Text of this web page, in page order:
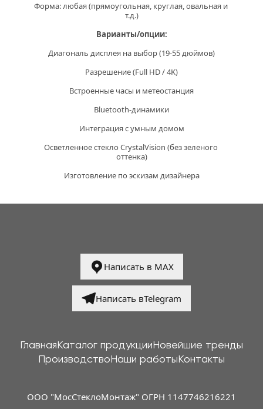
Форма: любая (прямоугольная, круглая, овальная и
т.д.)
Варианты/опции:
Диагональ дисплея на выбор (19-55 дюймов)
Разрешение (Full HD / 4K)
Встроенные часы и метеостанция
Bluetooth-динамики
Интеграция с умным домом
Осветленное стекло CrystalVision (без зеленого
оттенка)
Изготовление по эскизам дизайнера
Написать в MAX
Написать вTelegram
ГлавнаяКаталог продукцииНовейшие тренды
ПроизводствоНаши работыКонтакты
ООО "МосСтеклоМонтаж" ОГРН 1147746216221